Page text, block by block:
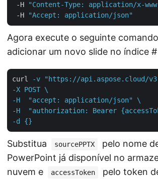
-H
"Content-Type: application/x-
-H
"Accept: application/json"
Agora execute o seguinte
adicionar um novo slide no índice
curl
-v "https://api.aspose.cloud/
-X POST \
-H  "accept: application/json" \
-H  "authorization: Bearer
-d {}
Substitua sourcePPTX
pelo nome
PowerPoint já disponível no
nuvem e
accessToken pelo token